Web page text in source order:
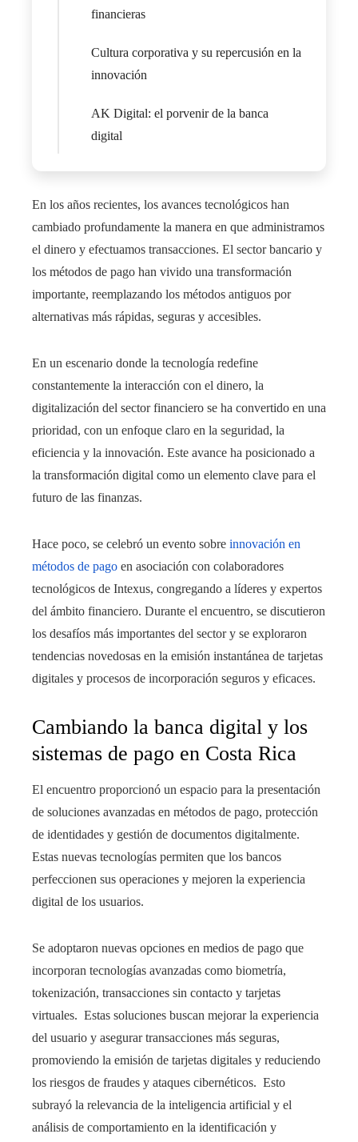
financieras
Cultura corporativa y su repercusión en la
innovación
AK Digital: el porvenir de la banca
digital
En los años recientes, los avances tecnológicos han
cambiado profundamente la manera en que administramos
el dinero y efectuamos transacciones. El sector bancario y
los métodos de pago han vivido una transformación
importante, reemplazando los métodos antiguos por
alternativas más rápidas, seguras y accesibles.
En un escenario donde la tecnología redefine
constantemente la interacción con el dinero, la
digitalización del sector financiero se ha convertido en una
prioridad, con un enfoque claro en la seguridad, la
eficiencia y la innovación. Este avance ha posicionado a
la transformación digital como un elemento clave para el
futuro de las finanzas.
Hace poco, se celebró un evento sobre innovación en
métodos de pago en asociación con colaboradores
tecnológicos de Intexus, congregando a líderes y expertos
del ámbito financiero. Durante el encuentro, se discutieron
los desafíos más importantes del sector y se exploraron
tendencias novedosas en la emisión instantánea de tarjetas
digitales y procesos de incorporación seguros y eficaces.
Cambiando la banca digital y los
sistemas de pago en Costa Rica
El encuentro proporcionó un espacio para la presentación
de soluciones avanzadas en métodos de pago, protección
de identidades y gestión de documentos digitalmente.
Estas nuevas tecnologías permiten que los bancos
perfeccionen sus operaciones y mejoren la experiencia
digital de los usuarios.
Se adoptaron nuevas opciones en medios de pago que
incorporan tecnologías avanzadas como biometría,
tokenización, transacciones sin contacto y tarjetas
virtuales. Estas soluciones buscan mejorar la experiencia
del usuario y asegurar transacciones más seguras,
promoviendo la emisión de tarjetas digitales y reduciendo
los riesgos de fraudes y ataques cibernéticos. Esto
subrayó la relevancia de la inteligencia artificial y el
análisis de comportamiento en la identificación y